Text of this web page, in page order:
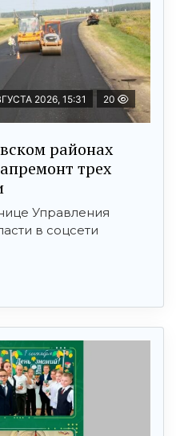
2026, 15:31 20
районах
трех
Управления
в соцсети